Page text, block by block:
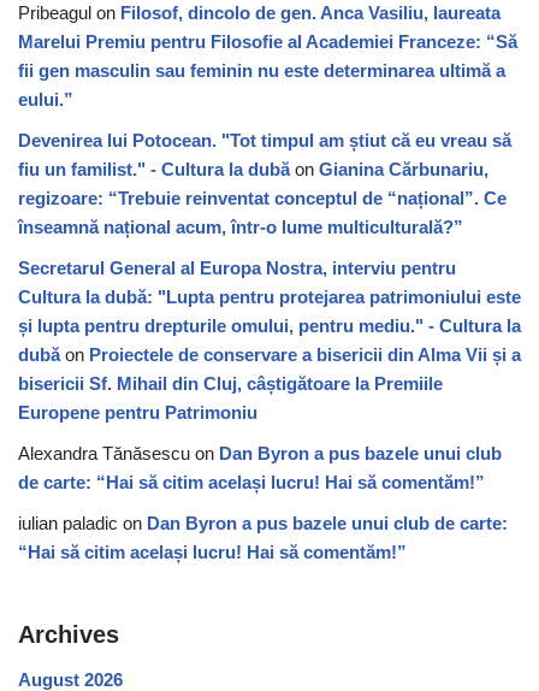
Pribeagul on Filosof, dincolo de gen. Anca Vasiliu, laureata
Marelui Premiu pentru Filosofie al Academiei Franceze: “Să
fii gen masculin sau feminin nu este determinarea ultimă a
eului.”
Devenirea lui Potocean. "Tot timpul am știut că eu vreau să
fiu un familist." - Cultura la dubăon Gianina Cărbunariu,
regizoare: “Trebuie reinventat conceptul de “național”. Ce
înseamnă național acum, într-o lume multiculturală?”
Secretarul General al Europa Nostra, interviu pentru
Cultura la dubă: "Lupta pentru protejarea patrimoniului este
și lupta pentru drepturile omului, pentru mediu." - Cultura la
dubăon Proiectele de conservare a bisericii din Alma Vii și a
bisericii Sf. Mihail din Cluj, câștigătoare la Premiile
Europene pentru Patrimoniu
Alexandra Tănăsescu on Dan Byron a pus bazele unui club
de carte: “Hai să citim același lucru! Hai să comentăm!”
iulian paladic on Dan Byron a pus bazele unui club de carte:
“Hai să citim același lucru! Hai să comentăm!”
Archives
August 2026